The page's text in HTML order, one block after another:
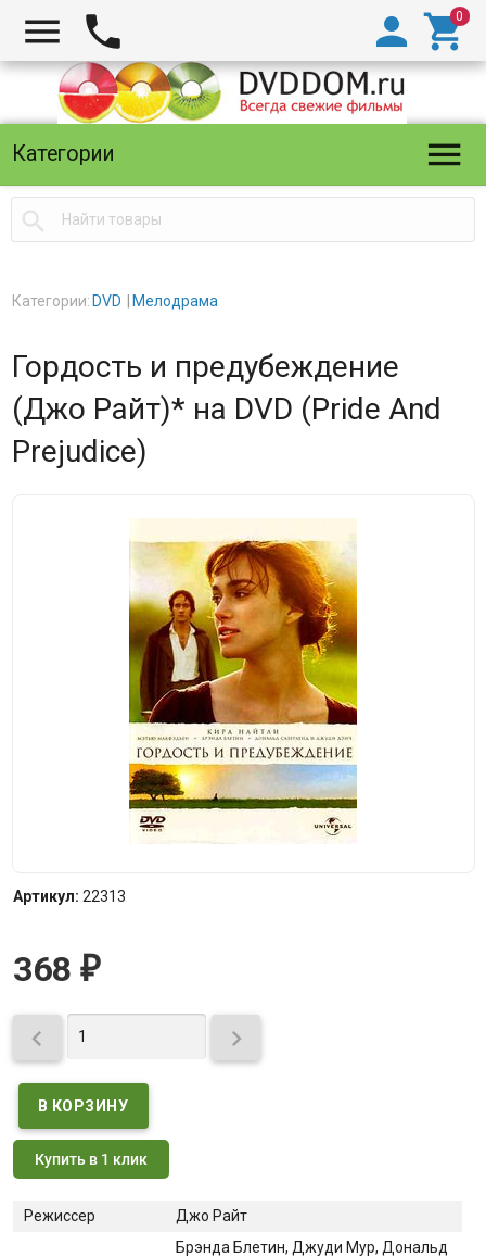
  

Категории 

Категории: DVD Мелодрама
Гордость и предубеждение
(Джо Райт)* на DVD (Pride And
Prejudice)
Артикул: 22313
368 ₽
 
Купить в 1 клик
Режиссер Джо Райт
Брэнда Блетин, Джуди Мур, Дональд